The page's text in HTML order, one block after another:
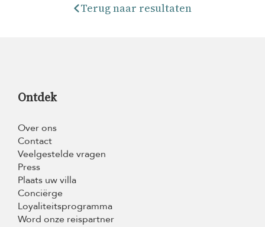
Terug naar resultaten
Ontdek
Over ons
Contact
Veelgestelde vragen
Press
Plaats uw villa
Conciërge
Loyaliteitsprogramma
Word onze reispartner